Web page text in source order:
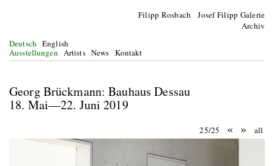
Filipp Rosbach Josef Filipp Galerie
Archiv
Deutsch English
Ausstellungen Artists News Kontakt
Georg Brückmann: Bauhaus Dessau
18. Mai—22. Juni 2019
25/25 « » all